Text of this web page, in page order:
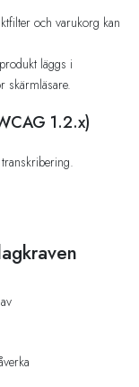
och varukorg kan
läggs i
skärmläsare.
1.2.x)